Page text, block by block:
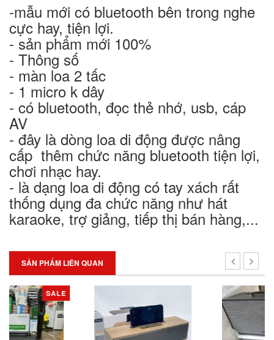
-mẫu mới có bluetooth bên trong nghe
cực hay, tiện lợi.
- sản phẩm mới 100%
- Thông số
- màn loa 2 tấc
- 1 micro k dây
- có bluetooth, đọc thẻ nhớ, usb, cáp
AV
- đây là dòng loa di động được nâng
cấp thêm chức năng bluetooth tiện lợi,
chơi nhạc hay.
- là dạng loa di động có tay xách rất
thống dụng đa chức năng như hát
karaoke, trợ giảng, tiếp thị bán hàng,...
SẢN PHẨM LIÊN QUAN
SALE